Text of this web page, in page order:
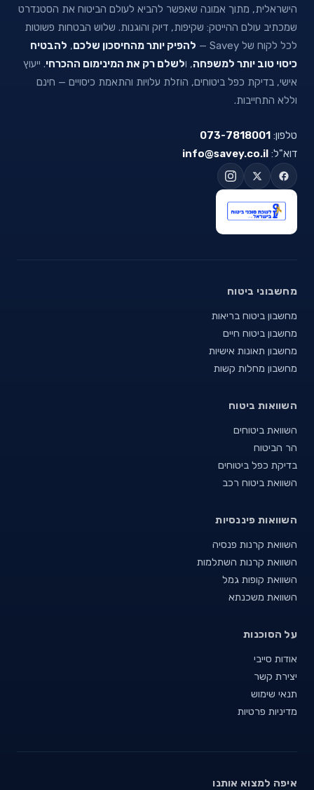
הישראלית, מתוך אמונה שאפשר להביא לעולם הביטוח את הסטנדרט
שמכתיב עולם ההייטק: שקיפות, דיוק והוגנות. שלוש הבטחות פשוטות
לכל לקוח של Savey —
להפיק יותר מהחיסכון שלכם, להבטיח
כיסוי טוב יותר למשפחה, ולשלם רק את המינימום ההכרחי. ייעוץ
אישי, בדיקת כפל ביטוחים, הוזלת עלויות והתאמת כיסויים — חינם
וללא התחייבות.
טלפון: 073-7818001
דוא"ל: info@savey.co.il
מחשבוני ביטוח
מחשבון ביטוח בריאות
מחשבון ביטוח חיים
מחשבון תאונות אישיות
מחשבון מחלות קשות
השוואות ביטוח
השוואת ביטוחים
הר הביטוח
בדיקת כפל ביטוחים
השוואת ביטוח רכב
השוואות פיננסיות
השוואת קרנות פנסיה
השוואת קרנות השתלמות
השוואת קופות גמל
השוואת משכנתא
על הסוכנות
אודות סייבי
יצירת קשר
תנאי שימוש
מדיניות פרטיות
איפה למצוא אותנו